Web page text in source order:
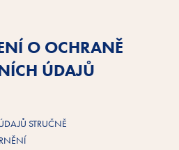
O OCHRANĚ
ÚDAJŮ
STRUČNĚ